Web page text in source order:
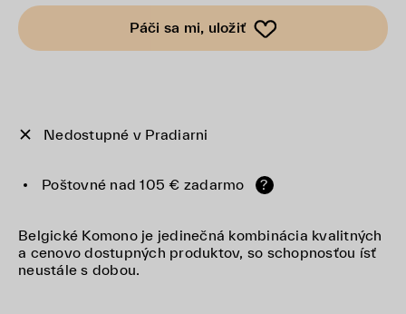
Páči sa mi, uložiť
Nedostupné v Pradiarni
Poštovné nad 105 € zadarmo ?
Belgické Komono je jedinečná kombinácia kvalitných
a cenovo dostupných produktov, so schopnosťou ísť
neustále s dobou.